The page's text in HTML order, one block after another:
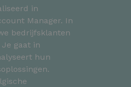
in
Manager. In
bedrijfsklanten
gaat in
hun